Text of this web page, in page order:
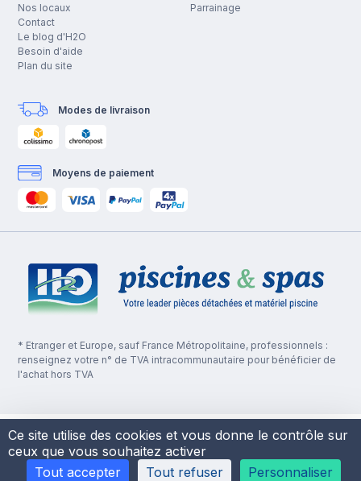
Nos locaux
Contact
Le blog d'H2O
Besoin d'aide
Plan du site
Parrainage
Modes de livraison
Moyens de paiement
* Etranger et Europe, sauf France Métropolitaine, professionnels :
renseignez votre n° de TVA intracommunautaire pour bénéficier de
l'achat hors TVA
Ce site utilise des cookies et vous donne le contrôle sur
ceux que vous souhaitez activer
Tout accepter
Tout refuser Personnaliser